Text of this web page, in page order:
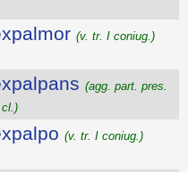
(v. tr. I coniug.)
(agg. part. pres.
(v. tr. I coniug.)